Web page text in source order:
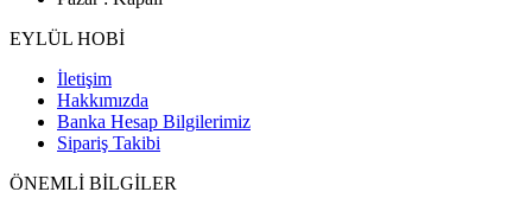
EYLÜL HOBİ
İletişim
Hakkımızda
Banka Hesap Bilgilerimiz
Sipariş Takibi
ÖNEMLİ BİLGİLER